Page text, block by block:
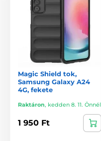
Magic Shield tok,
Samsung Galaxy A24
4G, fekete
Raktáron, kedden 8. 11. Önnél
1 950 Ft